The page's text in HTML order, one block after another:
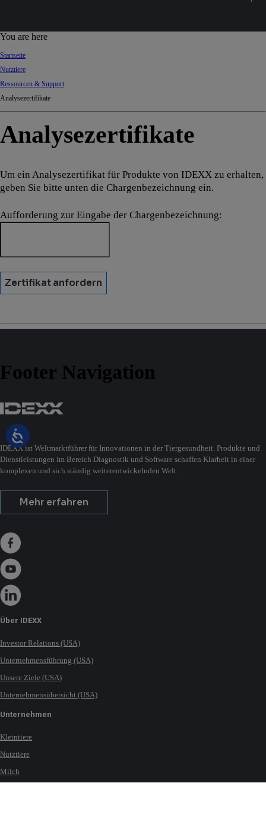
d
You are here
Startseite
Nutztiere
Ressourcen & Support
Analysezertifikate
Analysezertifikate
Um ein Analysezertifikat für Produkte von IDEXX zu erhalten,
geben Sie bitte unten die Chargenbezeichnung ein.
Aufforderung zur Eingabe der Chargenbezeichnung:
Zertifikat anfordern
Footer Navigation
IDEXX ist Weltmarktführer für Innovationen in der Tiergesundheit. Produkte und
Dienstleistungen im Bereich Diagnostik und Software schaffen Klarheit in einer
komplexen und sich ständig weiterentwickelnden Welt.
Mehr erfahren
Über IDEXX
Investor Relations (USA)
Unternehmensführung (USA)
Unsere Ziele (USA)
Unternehmensübersicht (USA)
Unternehmen
Kleintiere
Nutztiere
Milch